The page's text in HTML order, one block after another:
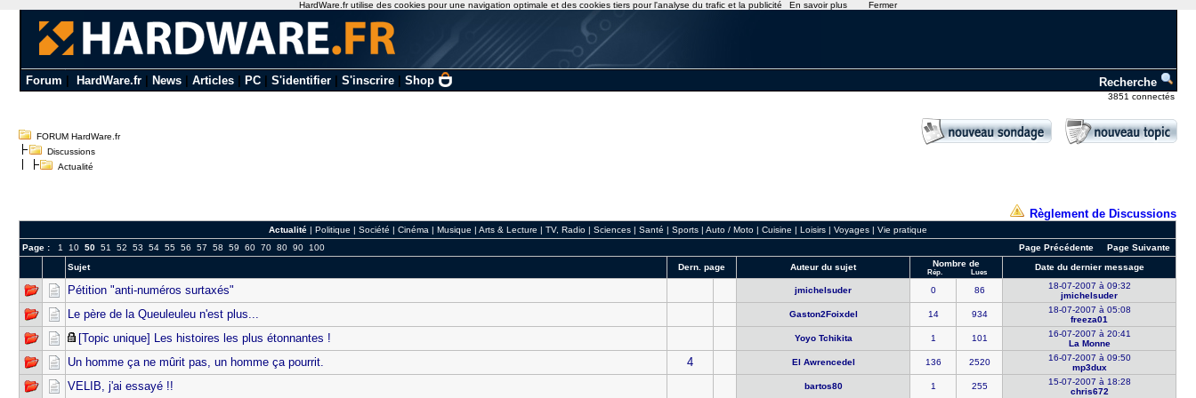
Forum HardWare.fr| News| Articles| PC| S'identifier| S'inscrire| Shop Recherche
3851 connectés
FORUM HardWare.fr
Discussions
Actualité
Règlement de Discussions
Actualité| Politique | Société | Cinéma | Musique | Arts & Lecture | TV, Radio| Sciences| Santé | Sports| Auto / Moto| Cuisine | Loisirs| Voyages| Vie pratique
Page :
1 10 50 51 52 53 54 55 56 57 58 59 60 70 80 90 100 Page Suivante
Page Précédente
Sujet
Dern. page Auteur du sujet Nombre de
Rép. Lues
Date du dernier message
Pétition "anti-numéros surtaxés" jmichelsud​er 0 86
18-07-2007 à 09:32
jmichelsud​er
Le père de la Queuleuleu n'est plus... Gaston2Foi​xdel 14 934
18-07-2007 à 05:08
freeza01
[Topic unique] Les histoires les plus étonnantes ! Yoyo Tchik​ita 1 101
16-07-2007 à 20:41
La Monne
Un homme ça ne mûrit pas, un homme ça pourrit. 4 El Awrence​del 136 2520
16-07-2007 à 09:50
mp3dux
VELIB, j'ai essayé !! bartos80 1 255
15-07-2007 à 18:28
chris672
HardWare.fr utilise des cookies pour une navigation optimale et des cookies tiers pour l'analyse du trafic et la publicité En savoir plus Fermer